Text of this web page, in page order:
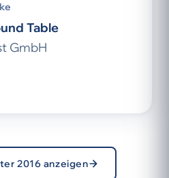
Table
GmbH
2016 anzeigen